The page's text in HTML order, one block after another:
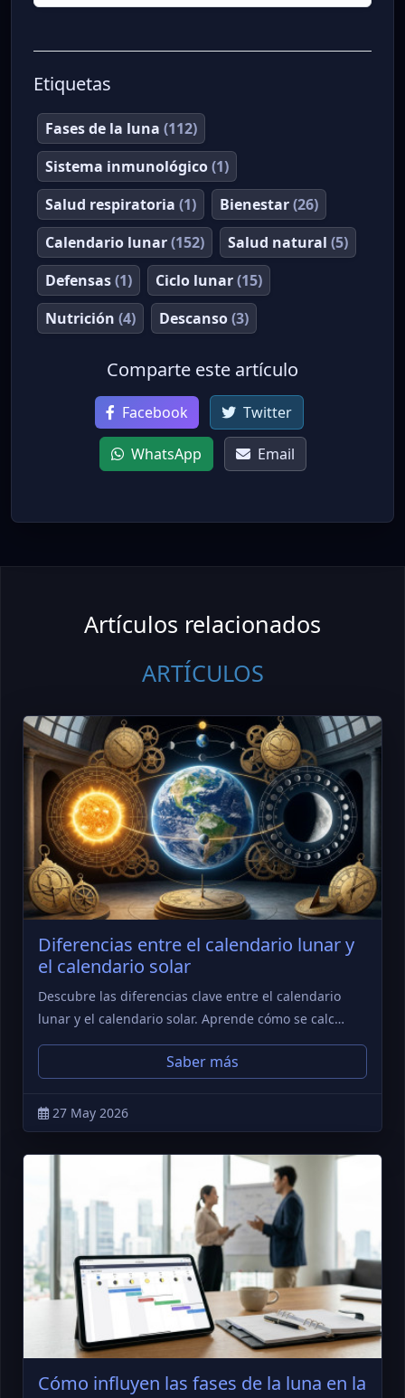
Etiquetas
Fases de la luna (112)
Sistema inmunológico(1)
Salud respiratoria (1) Bienestar(26)
Calendario lunar(152) Salud natural (5)
Defensas(1) Ciclo lunar(15)
Nutrición (4) Descanso(3)
Comparte este artículo
Facebook Twitter
WhatsApp Email
Artículos relacionados
ARTÍCULOS
Diferencias entre el calendario lunar y
el calendario solar
Descubre las diferencias clave entre el calendario
lunar y el calendario solar. Aprende cómo se calc…
Saber más
27 May 2026
Cómo influyen las fases de la luna en la